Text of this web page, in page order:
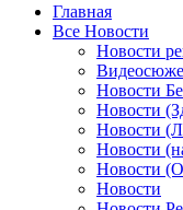
Главная
Все Новости
Новости
Новости
Новости
Новости
Новости
Новости
Новости